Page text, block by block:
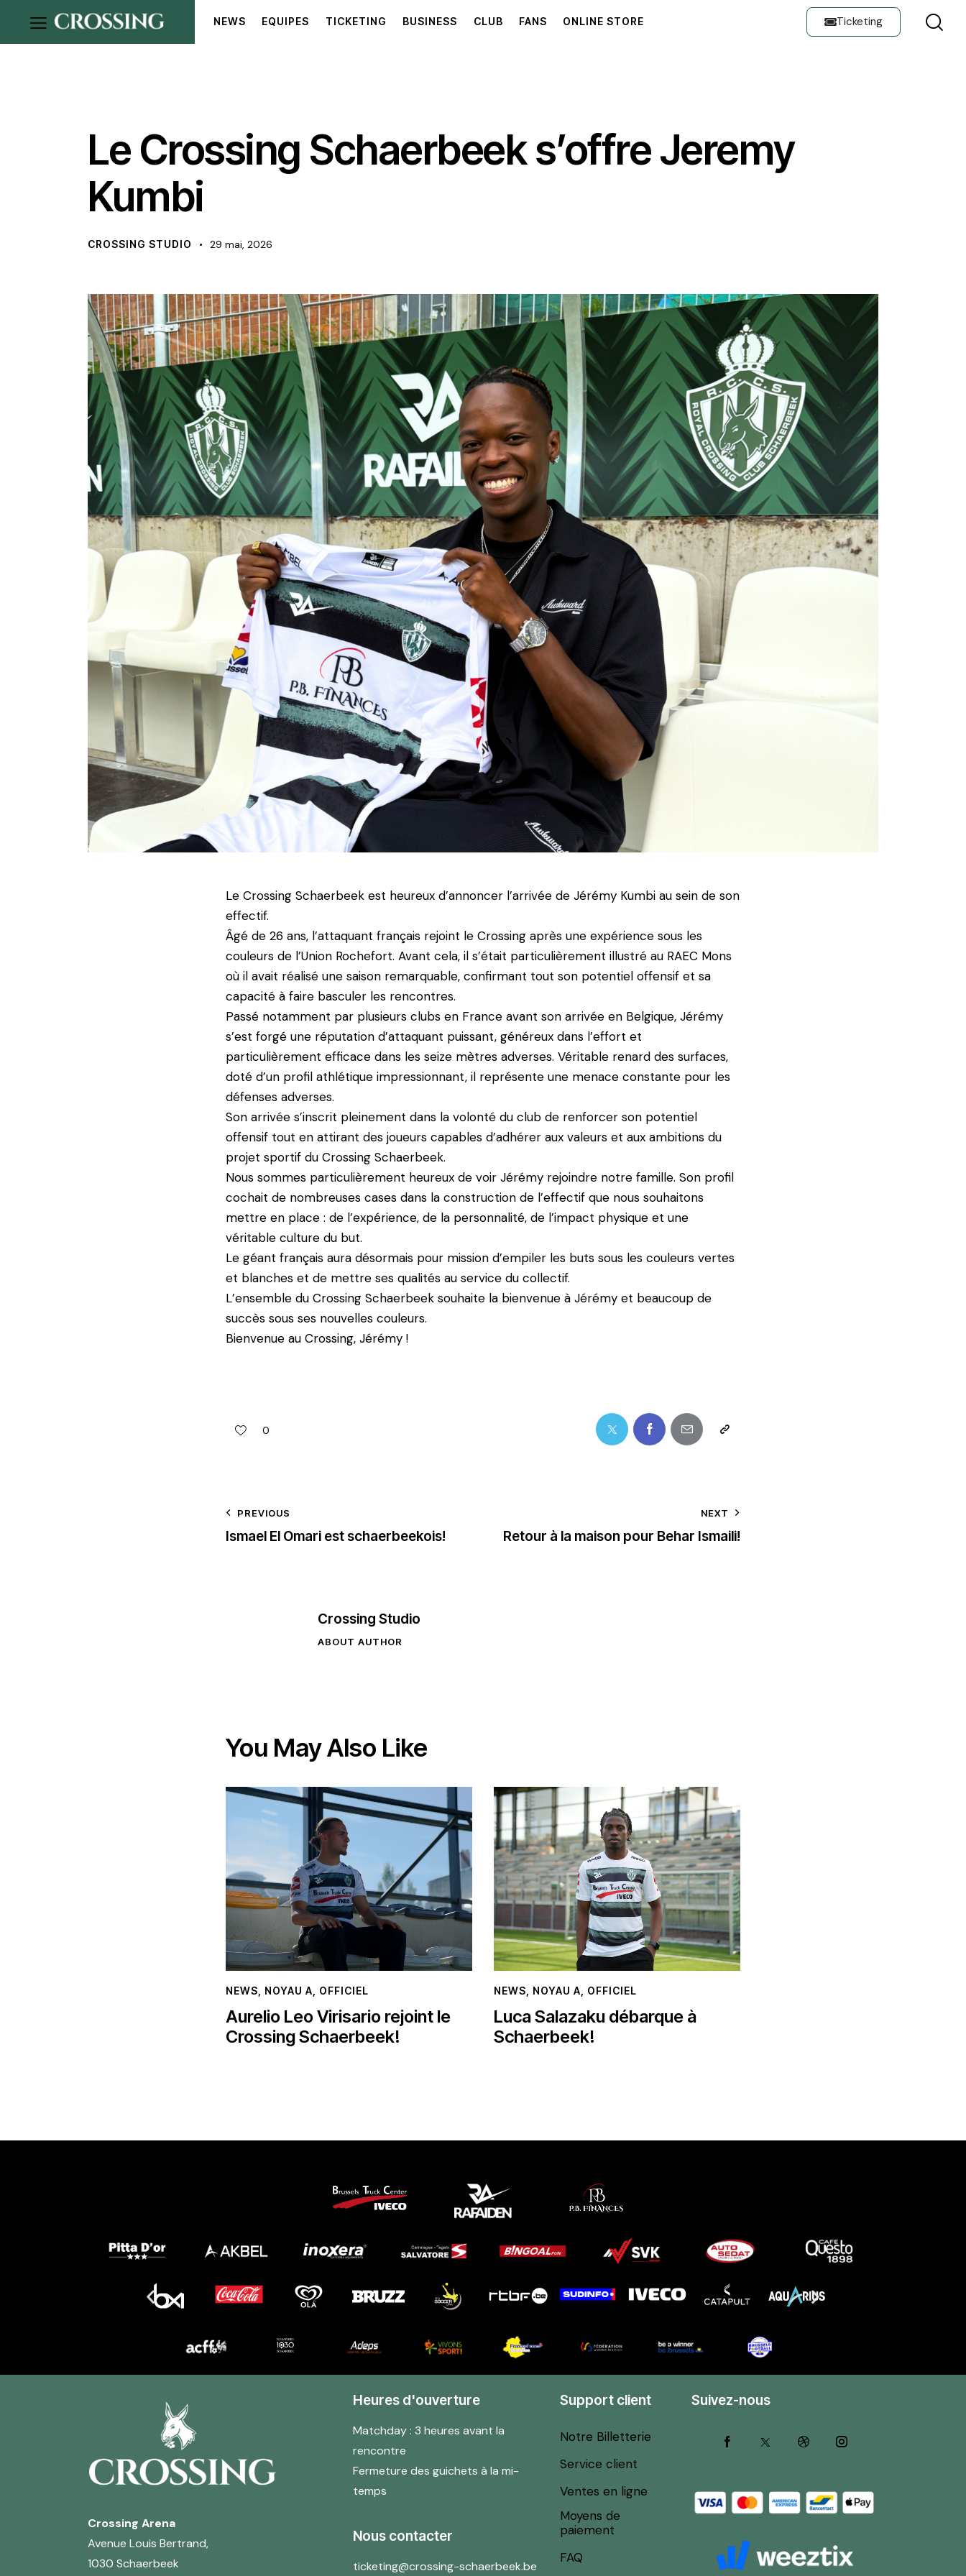
NEWS EQUIPES TICKETING BUSINESS CLUB FANS ONLINE STORE Ticketing
Le Crossing Schaerbeek s’offre Jeremy
Kumbi
CROSSING STUDIO 29 mai, 2026
Le Crossing Schaerbeek est heureux d’annoncer l’arrivée de Jérémy Kumbi au sein de son
effectif.
Âgé de 26 ans, l’attaquant français rejoint le Crossing après une expérience sous les
couleurs de l’Union Rochefort. Avant cela, il s’était particulièrement illustré au RAEC Mons
où il avait réalisé une saison remarquable, confirmant tout son potentiel offensif et sa
capacité à faire basculer les rencontres.
Passé notamment par plusieurs clubs en France avant son arrivée en Belgique, Jérémy
s’est forgé une réputation d’attaquant puissant, généreux dans l’effort et
particulièrement efficace dans les seize mètres adverses. Véritable renard des surfaces,
doté d’un profil athlétique impressionnant, il représente une menace constante pour les
défenses adverses.
Son arrivée s’inscrit pleinement dans la volonté du club de renforcer son potentiel
offensif tout en attirant des joueurs capables d’adhérer aux valeurs et aux ambitions du
projet sportif du Crossing Schaerbeek.
Nous sommes particulièrement heureux de voir Jérémy rejoindre notre famille. Son profil
cochait de nombreuses cases dans la construction de l’effectif que nous souhaitons
mettre en place : de l’expérience, de la personnalité, de l’impact physique et une
véritable culture du but.
Le géant français aura désormais pour mission d’empiler les buts sous les couleurs vertes
et blanches et de mettre ses qualités au service du collectif.
L’ensemble du Crossing Schaerbeek souhaite la bienvenue à Jérémy et beaucoup de
succès sous ses nouvelles couleurs.
Bienvenue au Crossing, Jérémy !
0
PREVIOUS
Ismael El Omari est schaerbeekois!
NEXT
Retour à la maison pour Behar Ismaili!
Crossing Studio
ABOUT AUTHOR
You May Also Like
NEWS NOYAU A OFFICIEL
Aurelio Leo Virisario rejoint le
Crossing Schaerbeek!
NEWS NOYAU A OFFICIEL
Luca Salazaku débarque à
Schaerbeek!
Crossing Arena
Avenue Louis Bertrand,
1030 Schaerbeek
Heures d'ouverture
Matchday : 3 heures avant la
rencontre
Fermeture des guichets à la mi-
temps
Nous contacter
ticketing@crossing-schaerbeek.be
Support client
Notre Billetterie
Service client
Ventes en ligne
Moyens de
paiement
FAQ
Suivez-nous